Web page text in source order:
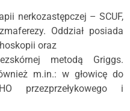
nerkozastępczej – SCUF,
Oddział posiada
oraz
metodą Griggs.
m.in.: w głowicę do
przezprzełykowego i